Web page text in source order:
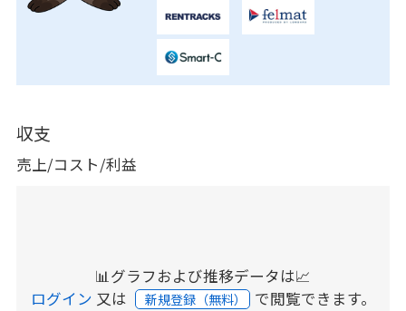
収支
売上/コスト/利益
📊グラフおよび推移データは📈
ログイン 又は 新規登録（無料） で閲覧できます。